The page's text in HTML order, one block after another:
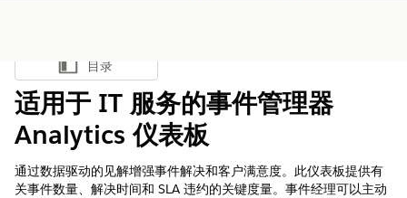
显示目录
目录
适用于 IT 服务的事件管理器
Analytics 仪表板
通过数据驱动的见解增强事件解决和客户满意度。此仪表板提供有
关事件数量、解决时间和 SLA 违约的关键度量。事件经理可以主动